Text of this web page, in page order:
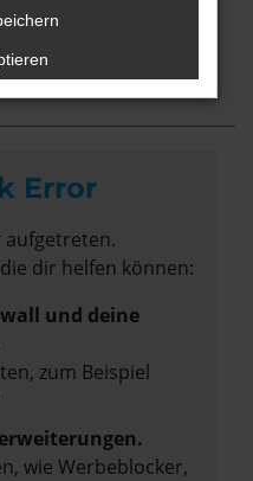
Oldenburg
Error
aufgetreten.
dir helfen können:
und deine
zum Beispiel
wie Werbeblocker,